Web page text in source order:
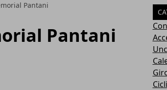
Pantani
Pantani